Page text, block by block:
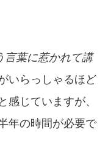
言葉に惹かれて講
いらっしゃるほど
感じていますが、
年の時間が必要で